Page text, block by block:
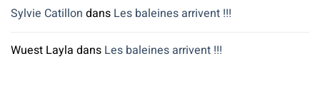
Sylvie Catillon dans Les baleines arrivent !!!
Wuest Layla dans Les baleines arrivent !!!